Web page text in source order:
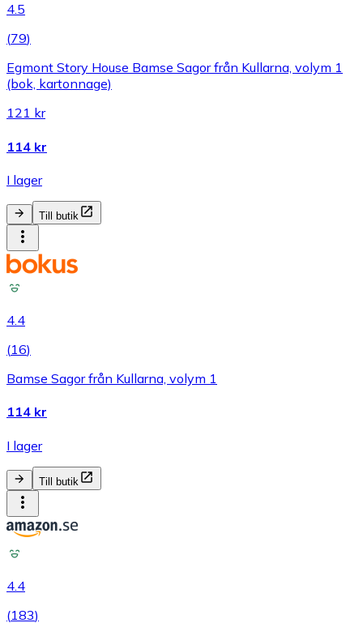
4.5
(79)
Egmont Story House Bamse Sagor från Kullarna, volym 1
(bok, kartonnage)
121 kr
114 kr
I lager
Till butik
4.4
(16)
Bamse Sagor från Kullarna, volym 1
114 kr
I lager
Till butik
4.4
(183)